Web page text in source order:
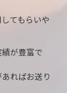
てもらいや
が豊富で
ればお送り